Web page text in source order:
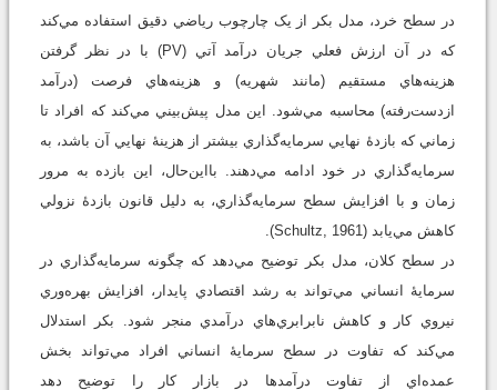
در سطح خرد، مدل بکر از يک چارچوب رياضي دقيق استفاده مي‌کند
که در آن ارزش فعلي جريان درآمد آتي (PV) با در نظر گرفتن
هزينه‌هاي مستقيم (مانند شهريه) و هزينه‌هاي فرصت (درآمد
ازدست‌رفته) محاسبه مي‌شود. اين مدل پيش‌بيني مي‌کند که افراد تا
زماني که بازدۀ نهايي سرمايه‌گذاري بيشتر از هزينۀ نهايي آن باشد، به
سرمايه‌گذاري در خود ادامه مي‌دهند. بااين‌حال، اين بازده به مرور
زمان و با افزايش سطح سرمايه‌گذاري، به دليل قانون بازدۀ نزولي
کاهش مي‌يابد (Schultz, 1961).
در سطح کلان، مدل بکر توضيح مي‌دهد که چگونه سرمايه‌گذاري در
سرمايۀ انساني مي‌تواند به رشد اقتصادي پايدار، افزايش بهره‌وري
نيروي کار و کاهش نابرابري‌هاي درآمدي منجر شود. بکر استدلال
مي‌کند که تفاوت در سطح سرمايۀ انساني افراد مي‌تواند بخش
عمده‌اي از تفاوت درآمدها در بازار کار را توضيح دهد